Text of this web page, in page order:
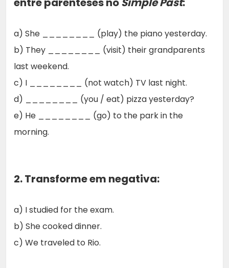
a) She ________ (play) the piano yesterday.
b) They ________ (visit) their grandparents
last weekend.
c) I ________ (not watch) TV last night.
d) ________ (you / eat) pizza yesterday?
e) He ________ (go) to the park in the
morning.
2. Transforme em negativa:
a) I studied for the exam.
b) She cooked dinner.
c) We traveled to Rio.